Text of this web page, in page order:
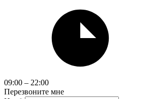
09:00 – 22:00
Перезвоните мне